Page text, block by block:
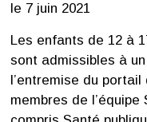
le 7 juin 2021
Les enfants de 12 à
sont admissibles à
l’entremise du
membres de